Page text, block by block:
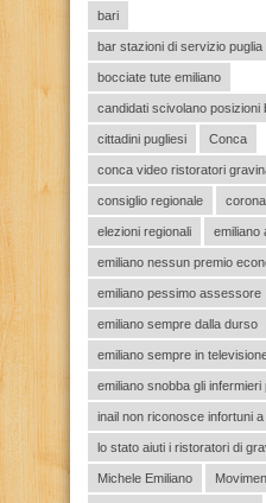
bari
bar stazioni di servizio
bocciate tute emiliano
candidati scivolano
cittadini pugliesi Conca
conca video ristoratori
consiglio regionale
elezioni regionali emiliano
emiliano nessun premio
emiliano pessimo assessore
emiliano sempre dalla durso
emiliano sempre in
emiliano snobba gli infermieri
inail non riconosce infortuni
lo stato aiuti i ristoratori di
Michele Emiliano